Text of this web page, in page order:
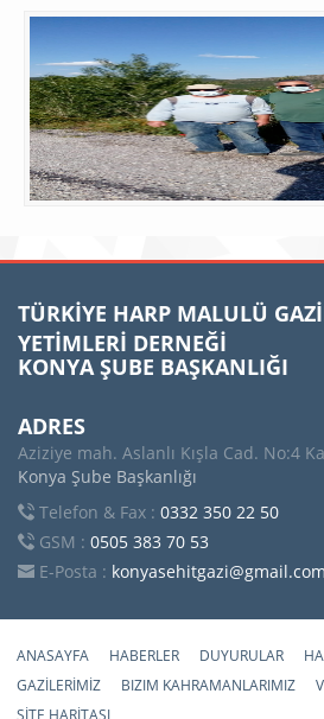
TÜRKİYE HARP MALULÜ
YETİMLERİ DERNEĞİ
KONYA ŞUBE BAŞKANLIĞI
ADRES
Aziziye mah. Aslanlı Kışla Cad. No:4
Konya Şube Başkanlığı
Telefon & Fax : 0332 350 22 50
GSM : 0505 383 70 53
E-Posta : konyasehitgazi@gmail.com
ANASAYFA HABERLER DUYURULAR
GAZİLERİMİZ
BIZIM KAHRAMANLARIMIZ